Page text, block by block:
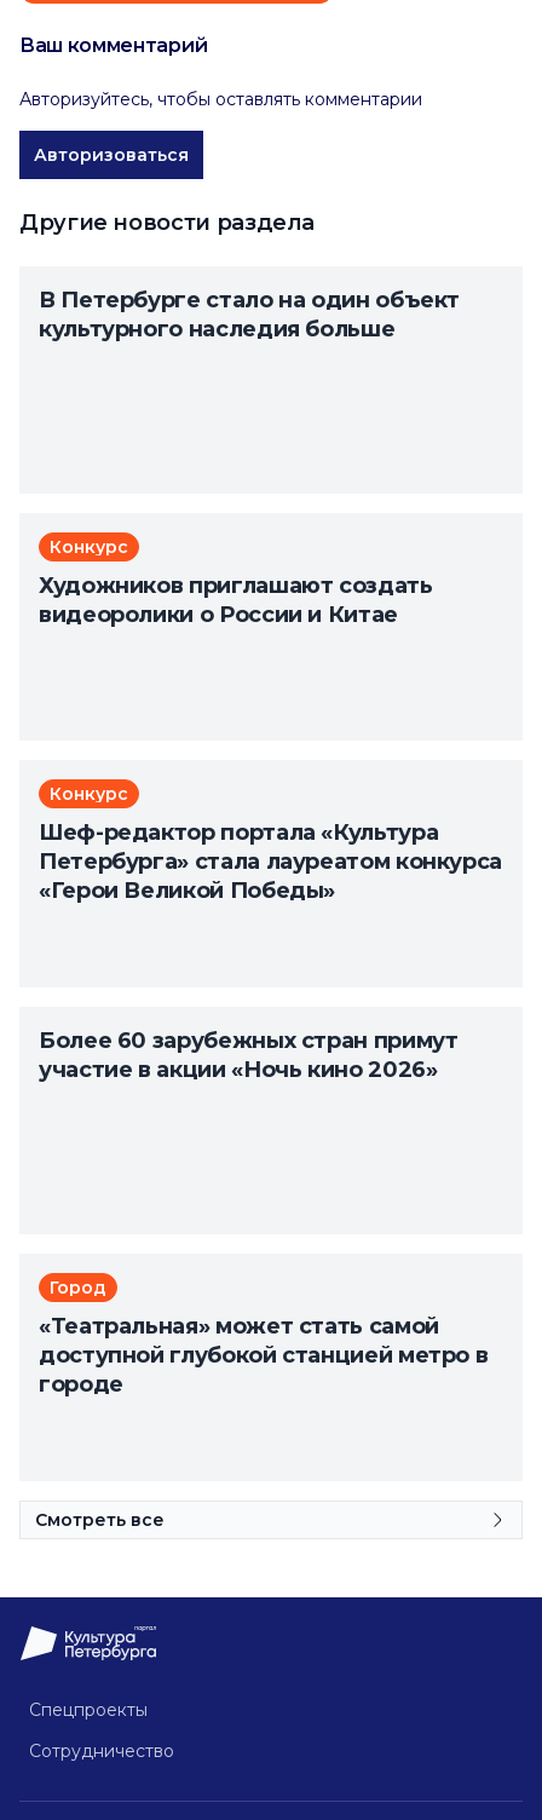
Ваш комментарий
Авторизуйтесь, чтобы оставлять комментарии
Авторизоваться
Другие новости раздела
В Петербурге стало на один объект
культурного наследия больше
Конкурс
Художников приглашают создать
видеоролики о России и Китае
Конкурс
Шеф-редактор портала «Культура
Петербурга» стала лауреатом конкурса
«Герои Великой Победы»
Более 60 зарубежных стран примут
участие в акции «Ночь кино 2026»
Город
«Театральная» может стать самой
доступной глубокой станцией метро в
городе
Смотреть все
Спецпроекты
Сотрудничество